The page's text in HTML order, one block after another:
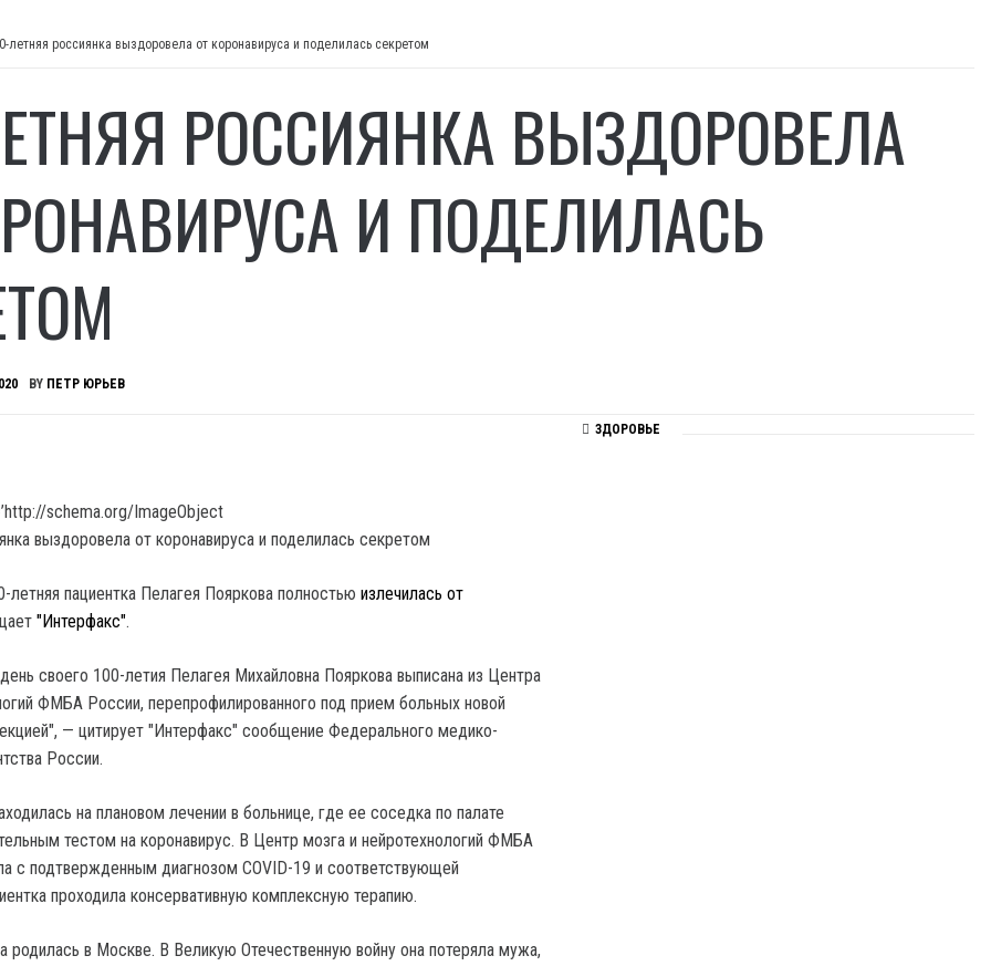
летняя россиянка выздоровела от коронавируса и поделилась секретом
РОССИЯНКА ВЫЗДОРОВЕЛА
И ПОДЕЛИЛАСЬ
BY ПЕТР ЮРЬЕВ
schema.org/ImageObject
летняя пациентка Пелагея Пояркова полностью излечилась от
"Интерфакс".
своего 100-летия Пелагея Михайловна Пояркова выписана из Центра
ФМБА России, перепрофилированного под прием больных новой
— цитирует "Интерфакс" сообщение Федерального медико-
России.
на плановом лечении в больнице, где ее соседка по палате
тестом на коронавирус. В Центр мозга и нейротехнологий ФМБА
с подтвержденным диагнозом COVID-19 и соответствующей
проходила консервативную комплексную терапию.
родилась в Москве. В Великую Отечественную войну она потеряла мужа,
ЗДОРОВЬЕ